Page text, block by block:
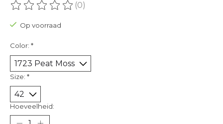
De beoordeling van dit product is
(0)
Op voorraad
Color: *
Size: *
Hoeveelheid: